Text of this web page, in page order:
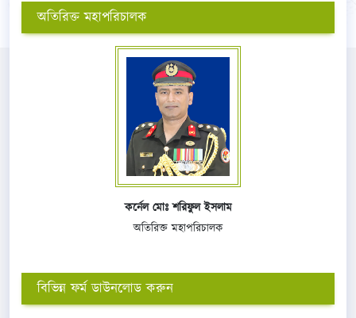
অতিরিক্ত মহাপরিচালক
কর্নেল মোঃ শরিফুল ইসলাম
অতিরিক্ত মহাপরিচালক
বিভিন্ন ফর্ম ডাউনলোড করুন